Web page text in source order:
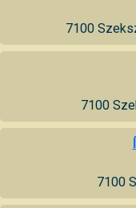
7100
7100
7100